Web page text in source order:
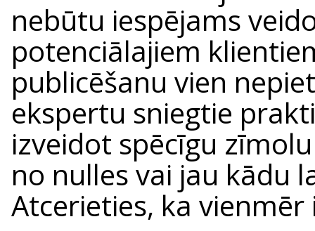
nebūtu iespējams
potenciālajiem
publicēšanu vien
ekspertu sniegtie
izveidot spēcīgu
no nulles vai jau kādu
Atcerieties, ka